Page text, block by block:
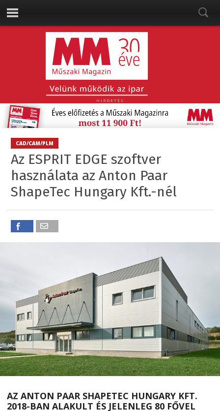
HIRDETÉS
CAD/CAM/PLM
Az ESPRIT EDGE szoftver
használata az Anton Paar
ShapeTec Hungary Kft.-nél
AZ ANTON PAAR SHAPETEC HUNGARY KFT.
2018-BAN ALAKULT ÉS JELENLEG 80 FŐVEL